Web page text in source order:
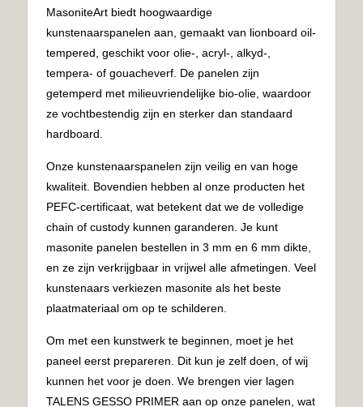
MasoniteArt biedt hoogwaardige
kunstenaarspanelen aan, gemaakt van lionboard oil-
tempered, geschikt voor olie-, acryl-, alkyd-,
tempera- of gouacheverf. De panelen zijn
getemperd met milieuvriendelijke bio-olie, waardoor
ze vochtbestendig zijn en sterker dan standaard
hardboard.
Onze kunstenaarspanelen zijn veilig en van hoge
kwaliteit. Bovendien hebben al onze producten het
PEFC-certificaat, wat betekent dat we de volledige
chain of custody kunnen garanderen. Je kunt
masonite panelen bestellen in 3 mm en 6 mm dikte,
en ze zijn verkrijgbaar in vrijwel alle afmetingen. Veel
kunstenaars verkiezen masonite als het beste
plaatmateriaal om op te schilderen.
Om met een kunstwerk te beginnen, moet je het
paneel eerst prepareren. Dit kun je zelf doen, of wij
kunnen het voor je doen. We brengen vier lagen
TALENS GESSO PRIMER aan op onze panelen, wat